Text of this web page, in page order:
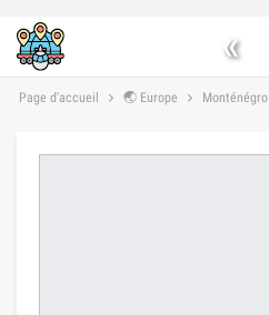
«
Page d'accueil 🌏 Europe Monténégro